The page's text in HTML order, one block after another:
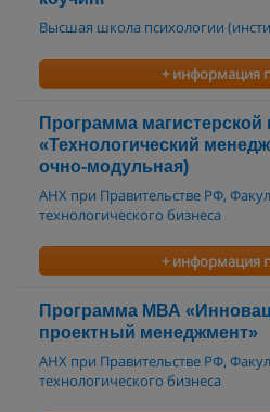
Высшая школа психологии
+ информация
Программа магистерской
«Технологический
очно-модульная)
АНХ при Правительстве РФ,
технологического бизнеса
+ информация
Программа МВА
проектный менеджмент»
АНХ при Правительстве РФ,
технологического бизнеса